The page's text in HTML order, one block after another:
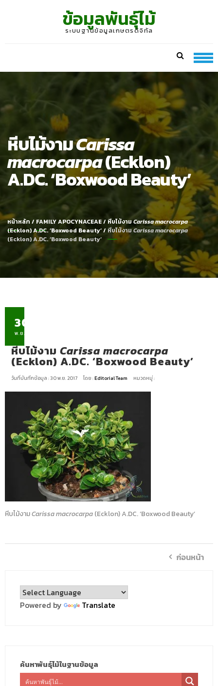
ข้อมูลพันธุ์ไม้
ระบบฐานข้อมูลเกษตรดิจิทัล
หีบไม้งามCarissa
macrocarpa(Ecklon)
A.DC. ‘Boxwood Beauty’
หน้าหลัก / FAMILY APOCYNACEAE/ หีบไม้งามCarissa macrocarpa
(Ecklon) A.DC. ‘Boxwood Beauty’/ หีบไม้งามCarissa macrocarpa
(Ecklon) A.DC. ‘Boxwood Beauty’
30
พ.ย.
หีบไม้งาม Carissa macrocarpa
(Ecklon) A.DC. ‘Boxwood Beauty’
วันที่บันทึกข้อมูล : 30 พ.ย. 2017 โดย :Editorial Team หมวดหมู่ :
หีบไม้งามCarissa macrocarpa(Ecklon) A.DC. ‘Boxwood Beauty’
ก่อนหน้า
Powered by Translate
ค้นหาพันธุ์ไม้ในฐานข้อมูล